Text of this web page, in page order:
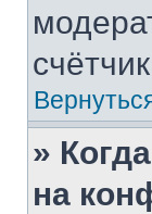
»
на